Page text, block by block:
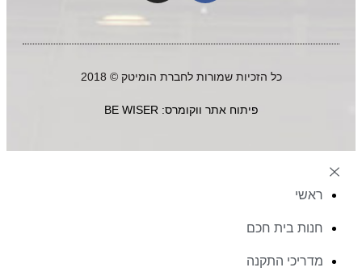
כל הזכיות שמורות לחברת הומיטק © 2018
פיתוח אתר ווקומרס: BE WISER
ראשי
חנות בית חכם
מדריכי התקנה